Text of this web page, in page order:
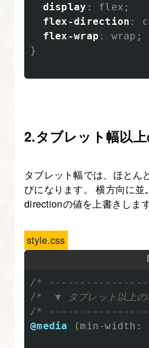
display : flex ;
flex-direction :
flex-wrap : wrap ;
}
2.タブレット幅以
タブレット幅では、ほとん
びになります。 横方向に
directionの値を上書きします
style.css
/*
/*  ▼ タブレット以上の
/*
@media
( min-width :